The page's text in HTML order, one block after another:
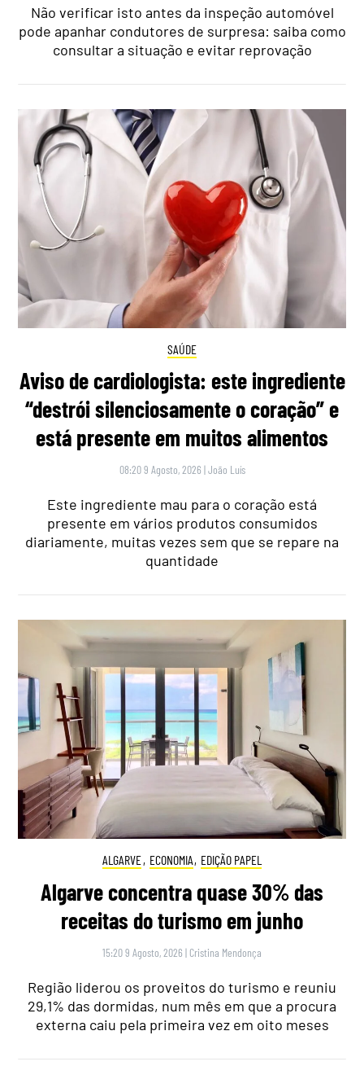
Não verificar isto antes da inspeção automóvel
pode apanhar condutores de surpresa: saiba como
consultar a situação e evitar reprovação
SAÚDE
Aviso de cardiologista: este ingrediente
“destrói silenciosamente o coração” e
está presente em muitos alimentos
08:20 9 Agosto, 2026 |João Luís
Este ingrediente mau para o coração está
presente em vários produtos consumidos
diariamente, muitas vezes sem que se repare na
quantidade
ALGARVE, ECONOMIA, EDIÇÃO PAPEL
Algarve concentra quase 30% das
receitas do turismo em junho
15:20 9 Agosto, 2026 | Cristina Mendonça
Região liderou os proveitos do turismo e reuniu
29,1% das dormidas, num mês em que a procura
externa caiu pela primeira vez em oito meses